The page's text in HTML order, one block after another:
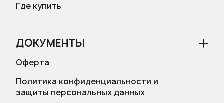
Где купить
ДОКУМЕНТЫ
Оферта
Политика конфиденциальности и
защиты персональных данных